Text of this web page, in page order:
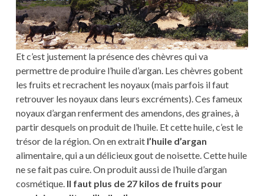
Et c’est justement la présence des chèvres qui va
permettre de produire l’huile d’argan. Les chèvres gobent
les fruits et recrachent les noyaux (mais parfois il faut
retrouver les noyaux dans leurs excréments). Ces fameux
noyaux d’argan renferment des amendons, des graines, à
partir desquels on produit de l’huile. Et cette huile, c’est le
trésor de la région. On en extrait l’huile d’argan
alimentaire, qui a un délicieux gout de noisette. Cette huile
ne se fait pas cuire. On produit aussi de l’huile d’argan
cosmétique. Il faut plus de 27 kilos de fruits pour